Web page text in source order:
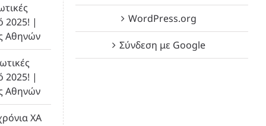
2025! |
Αθηνών
2025! |
Αθηνών
ΧΑ
WordPress.org
Σύνδεση με Google